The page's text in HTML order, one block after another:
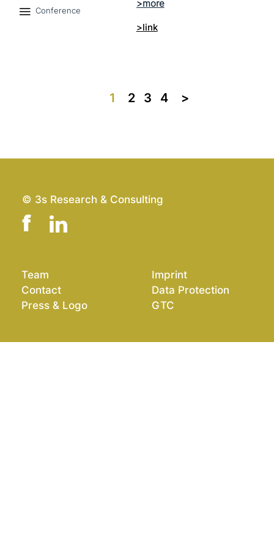
Conference
>link
1 2 3 4 >>
© 3s Research & Consulting
Team
Contact
Press & Logo
Imprint
Data Protection
GTC